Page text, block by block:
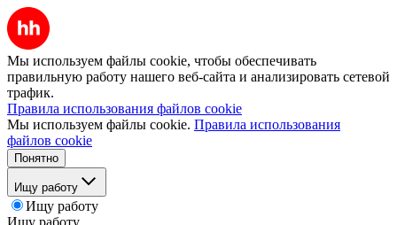
Мы используем файлы cookie, чтобы обеспечивать
правильную работу нашего веб-сайта и анализировать сетевой
трафик.
Правила использования файлов cookie
Мы используем файлы cookie. Правила использования
файлов cookie
Понятно
Ищу работу
Ищу работу
Ищу работу